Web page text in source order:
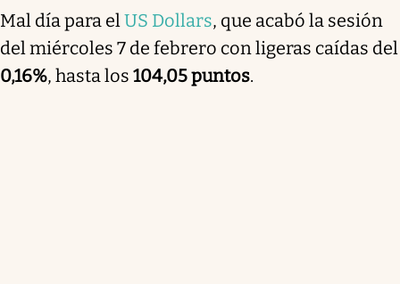
Mal día para elUS Dollars, que acabó la sesión
del miércoles 7 de febrero con ligeras caídas del
0,16%, hasta los 104,05 puntos.